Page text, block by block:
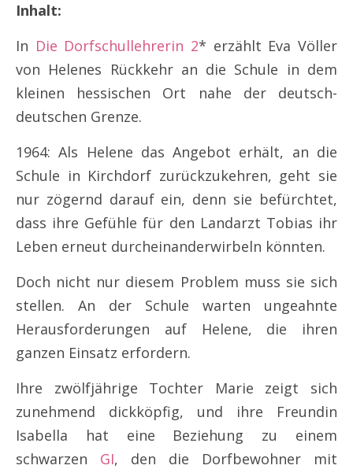
Inhalt:
In Die Dorfschullehrerin 2* erzählt Eva Völler
von Helenes Rückkehr an die Schule in dem
kleinen hessischen Ort nahe der deutsch-
deutschen Grenze.
1964: Als Helene das Angebot erhält, an die
Schule in Kirchdorf zurückzukehren, geht sie
nur zögernd darauf ein, denn sie befürchtet,
dass ihre Gefühle für den Landarzt Tobias ihr
Leben erneut durcheinanderwirbeln könnten.
Doch nicht nur diesem Problem muss sie sich
stellen. An der Schule warten ungeahnte
Herausforderungen auf Helene, die ihren
ganzen Einsatz erfordern.
Ihre zwölfjährige Tochter Marie zeigt sich
zunehmend dickköpfig, und ihre Freundin
Isabella hat eine Beziehung zu einem
schwarzen GI, den die Dorfbewohner mit